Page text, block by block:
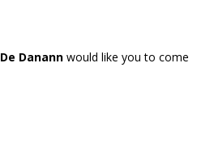
Danann would like you to come